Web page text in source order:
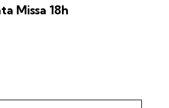
Missa 18h